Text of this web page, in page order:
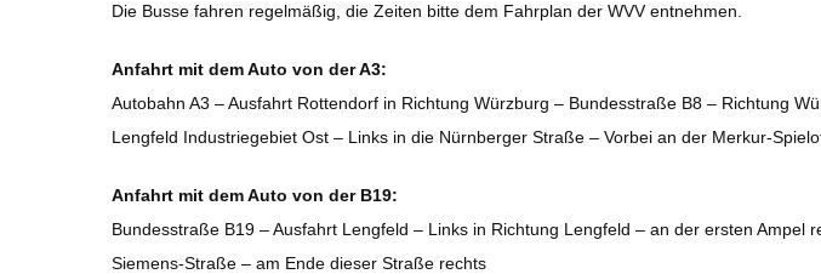
Die Busse fahren regelmäßig, die Zeiten bitte dem Fahrplan der WVV entnehmen.
Anfahrt mit dem Auto von der A3:
Autobahn A3 – Ausfahrt Rottendorf in Richtung Würzburg – Bundesstraße B8 – Richtung
Lengfeld Industriegebiet Ost – Links in die Nürnberger Straße – Vorbei an der Merkur-
Anfahrt mit dem Auto von der B19:
Bundesstraße B19 – Ausfahrt Lengfeld – Links in Richtung Lengfeld – an der ersten
Siemens-Straße – am Ende dieser Straße rechts